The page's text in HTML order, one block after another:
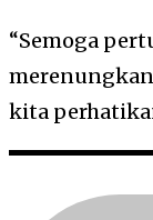
“Semoga
kita